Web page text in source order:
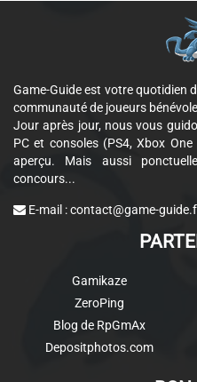
Game-Guide est votre quotidien
communauté de joueurs
Jour après jour, nous vous
PC et consoles (PS4, Xbox
aperçu. Mais aussi
concours...
E-mail :contact@game-
Gamikaze
ZeroPing
Blog de RpGmAx
Depositphotos.com